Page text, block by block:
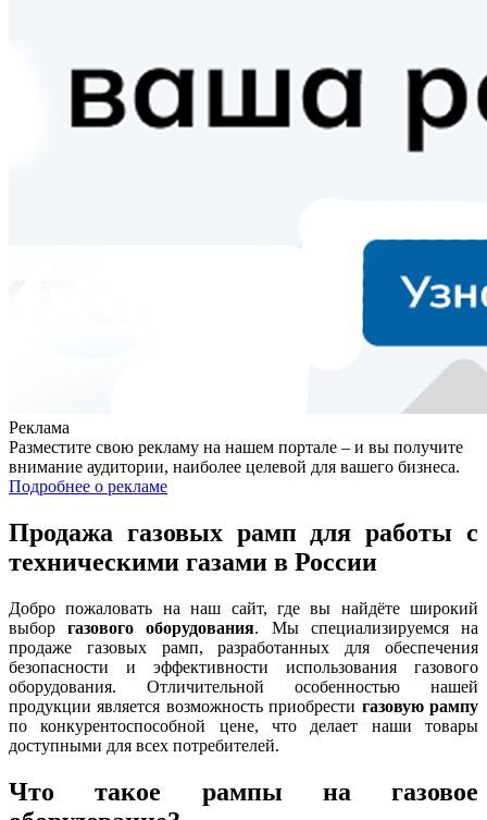
Реклама
Разместите свою рекламу на нашем портале – и вы получите
внимание аудитории, наиболее целевой для вашего бизнеса.
Подробнее о рекламе
Продажа газовых рамп для работы с
техническими газами в России
Добро пожаловать на наш сайт, где вы найдёте широкий
выборгазового оборудования. Мы специализируемся на
продаже газовых рамп, разработанных для обеспечения
безопасности и эффективности использования газового
оборудования. Отличительной особенностью нашей
продукции является возможность приобрести газовую рампу
по конкурентоспособной цене, что делает наши товары
доступными для всех потребителей.
Что такое рампы на газовое